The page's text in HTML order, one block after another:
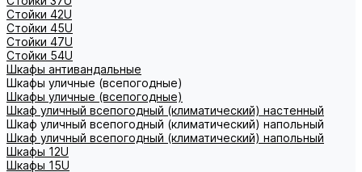
Стойки 42U
Стойки 45U
Стойки 47U
Стойки 54U
Шкафы антивандальные
Шкафы уличные (всепогодные)
Шкафы уличные (всепогодные)
Шкаф уличный всепогодный (климатический) настенный
Шкаф уличный всепогодный (климатический) напольный
Шкаф уличный всепогодный (климатический) напольный
Шкафы 12U
Шкафы 15U